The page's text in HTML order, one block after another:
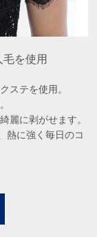
を使用
ステを使用。
麗に剥がせます。
熱に強く毎日のコ